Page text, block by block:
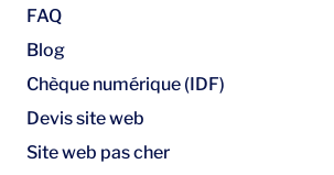
FAQ
Blog
Chèque numérique (IDF)
Devis site web
Site web pas cher